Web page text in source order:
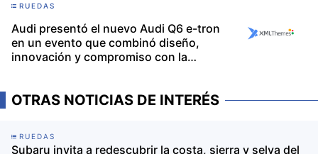
RUEDAS
Audi presentó el nuevo Audi Q6 e-tron
en un evento que combinó diseño,
innovación y compromiso con la
OTRAS NOTICIAS DE INTERÉS
RUEDAS
Subaru invita a redescubrir la costa, sierra y selva del